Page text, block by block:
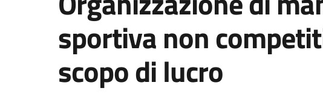
sportiva non
scopo di lucro